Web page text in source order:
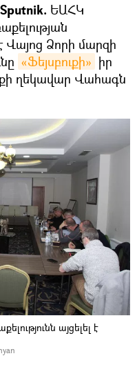
ԵԱՀԿ
Վայոց Ձորի մարզի
«Ֆեյսբուքի» իր
ղեկավար Վահագն
այցելել է